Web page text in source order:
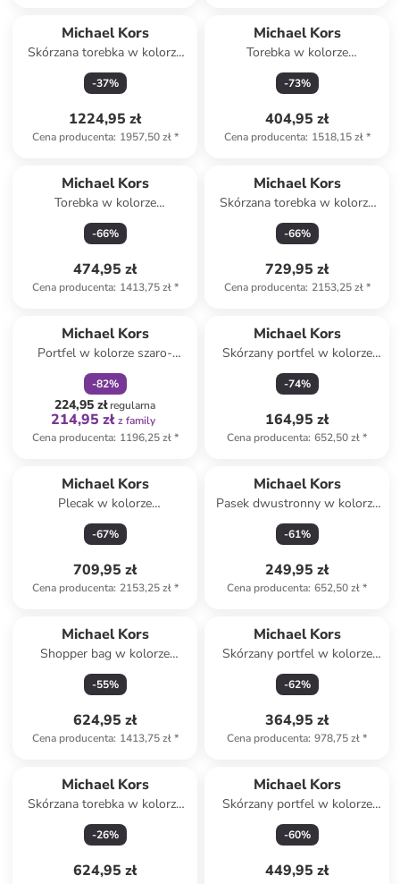
Michael Kors
Skórzana torebka w kolorze
karmelowym - 31 x 30 x 6 cm
-37%
1224,95 zł
Cena producenta: 1957,50 zł*
Michael Kors
Torebka w kolorze
karmelowym - 25 x 25 x 5 cm
-73%
404,95 zł
Cena producenta: 1518,15 zł*
Michael Kors
Torebka w kolorze
jasnobrązowym - 20 x 12 x 6
cm
-66%
474,95 zł
Cena producenta: 1413,75 zł*
Michael Kors
Skórzana torebka w kolorze
jasnobrązowym - 22 x 20 x 10
cm
-66%
729,95 zł
Cena producenta: 2153,25 zł*
Michael Kors
Portfel w kolorze szaro-
czarnym - 18 x 10 x 1 cm
-82%
224,95 złregularna
214,95 zł z family
Cena producenta: 1196,25 zł*
Michael Kors
Skórzany portfel w kolorze
czarnym - 10 x 8 x 3 cm
-74%
164,95 zł
Cena producenta: 652,50 zł*
Michael Kors
Plecak w kolorze
jasnoróżowo-brązowym - 22
x 30.5 x 11 cm
-67%
709,95 zł
Cena producenta: 2153,25 zł*
Michael Kors
Pasek dwustronny w kolorze
czarno-ciemnobrązowym
-61%
249,95 zł
Cena producenta: 652,50 zł*
Michael Kors
Shopper bag w kolorze
brązowym - 50 x 30 x 15 cm
-55%
624,95 zł
Cena producenta: 1413,75 zł*
Michael Kors
Skórzany portfel w kolorze
czarnym - 19 x 14 x 2 cm
-62%
364,95 zł
Cena producenta: 978,75 zł*
Michael Kors
Skórzana torebka w kolorze
czarnym - 19 x 12 x 8 cm
-26%
624,95 zł
Michael Kors
Skórzany portfel w kolorze
czarnym - 19,7 x 10,2 x 2,5 cm
-60%
449,95 zł